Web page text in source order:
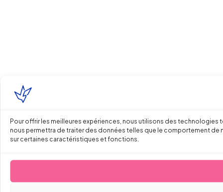
Pour offrir les meilleures expériences, nous utilisons des
nous permettra de traiter des données telles que le comportement de
sur certaines caractéristiques et fonctions.